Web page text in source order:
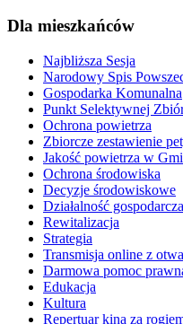
Dla mieszkańców
Najbliższa Sesja
Narodowy Spis
Gospodarka Komunalna
Punkt Selektywnej
Ochrona powietrza
Zbiorcze zestawienie
Jakość powietrza w
Ochrona środowiska
Decyzje środowiskowe
Działalność gospodarcza
Rewitalizacja
Strategia
Transmisja online z
Darmowa pomoc
Edukacja
Kultura
Repertuar kina za